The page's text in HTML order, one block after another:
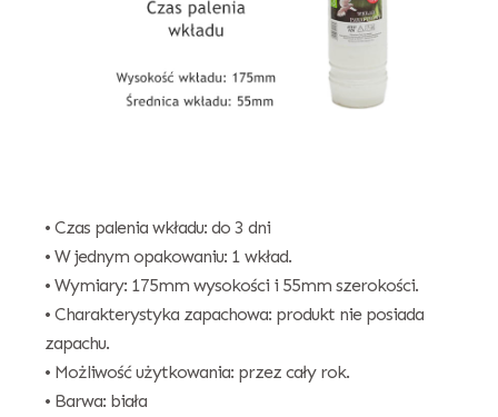
• Czas palenia wkładu: do 3 dni
• W jednym opakowaniu: 1 wkład.
• Wymiary: 175mm wysokości i 55mm szerokości.
• Charakterystyka zapachowa: produkt nie posiada
zapachu.
• Możliwość użytkowania: przez cały rok.
• Barwa: biała